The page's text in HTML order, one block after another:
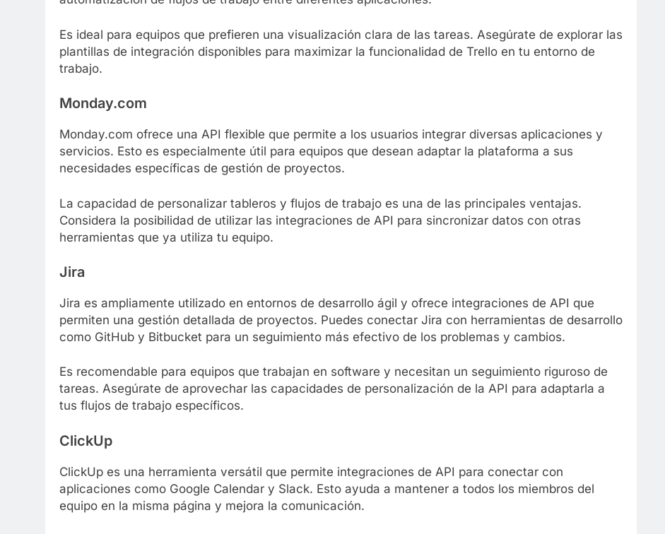
Es ideal para equipos que prefieren una visualización clara de las tareas. Asegúrate de explorar las
plantillas de integración disponibles para maximizar la funcionalidad de Trello en tu entorno de
trabajo.
Monday.com
Monday.com ofrece una API flexible que permite a los usuarios integrar diversas aplicaciones y
servicios. Esto es especialmente útil para equipos que desean adaptar la plataforma a sus
necesidades específicas de gestión de proyectos.
La capacidad de personalizar tableros y flujos de trabajo es una de las principales ventajas.
Considera la posibilidad de utilizar las integraciones de API para sincronizar datos con otras
herramientas que ya utiliza tu equipo.
Jira
Jira es ampliamente utilizado en entornos de desarrollo ágil y ofrece integraciones de API que
permiten una gestión detallada de proyectos. Puedes conectar Jira con herramientas de desarrollo
como GitHub y Bitbucket para un seguimiento más efectivo de los problemas y cambios.
Es recomendable para equipos que trabajan en software y necesitan un seguimiento riguroso de
tareas. Asegúrate de aprovechar las capacidades de personalización de la API para adaptarla a
tus flujos de trabajo específicos.
ClickUp
ClickUp es una herramienta versátil que permite integraciones de API para conectar con
aplicaciones como Google Calendar y Slack. Esto ayuda a mantener a todos los miembros del
equipo en la misma página y mejora la comunicación.